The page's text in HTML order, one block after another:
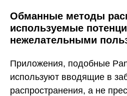
Обманные методы
используемые
нежелательными
Приложения, подобные
используют вводящие в
распространения, а не